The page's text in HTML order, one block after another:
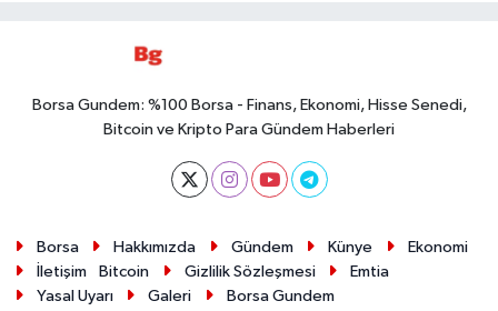
Borsa Gundem: %100 Borsa - Finans, Ekonomi, Hisse Senedi,
Bitcoin ve Kripto Para Gündem Haberleri
Borsa Hakkımızda Gündem Künye
Ekonomi
İletişim
Bitcoin Gizlilik Sözleşmesi
Emtia
Yasal Uyarı
Galeri Borsa Gundem